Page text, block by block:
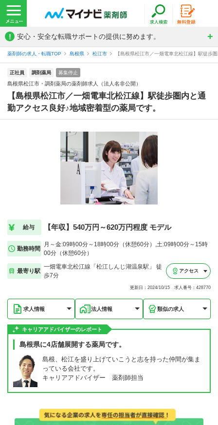
! 安心・安全な転職サポートの提供に努めます。
薬剤師の求人・転職TOP 島根県 松江市 【島根県松江市／一畑電車北松江線】駅徒歩
正社員 調剤薬局 募集停止
島根県松江市・調剤薬局の薬剤師求人（法人名非公開）
【島根県松江市／一畑電車北松江線】駅徒歩圏内と通
勤アクセス良好♪地域密着型の薬局です。
給与 【年収】540万円～620万円程度 モデル
勤務時間
月～金:09時00分～18時00分（休憩60分）,土:09時00分～15時
00分（休憩60分）
最寄り駅
一畑電車北松江線「松江しんじ湖温泉駅」 徒
歩7分
アクセス
更新日：2024/10/15 求人番号：428770
求人情報 法人情報 類似の求人
キャリアアドバイザーのレポート
島根県に4店舗展開する薬局です。
島根、松江を盛り上げていこうと志を持った仲間が集ま
っている会社です。
キャリアアドバイザー 薬剤師担当